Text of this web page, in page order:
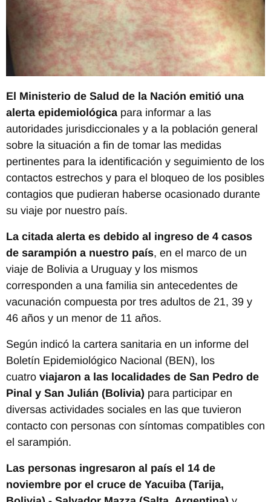
El Ministerio de Salud de la Nación emitió una
alerta epidemiológica para informar a las
autoridades jurisdiccionales y a la población general
sobre la situación a fin de tomar las medidas
pertinentes para la identificación y seguimiento de los
contactos estrechos y para el bloqueo de los posibles
contagios que pudieran haberse ocasionado durante
su viaje por nuestro país.
La citada alerta es debido al ingreso de 4 casos
de sarampión a nuestro país, en el marco de un
viaje de Bolivia a Uruguay y los mismos
corresponden a una familia sin antecedentes de
vacunación compuesta por tres adultos de 21, 39 y
46 años y un menor de 11 años.
Según indicó la cartera sanitaria en un informe del
Boletín Epidemiológico Nacional (BEN), los
cuatro viajaron a las localidades de San Pedro de
Pinal y San Julián (Bolivia) para participar en
diversas actividades sociales en las que tuvieron
contacto con personas con síntomas compatibles con
el sarampión.
Las personas ingresaron al país el 14 de
noviembre por el cruce de Yacuiba (Tarija,